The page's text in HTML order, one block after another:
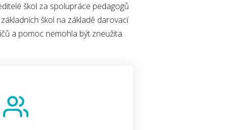
škol za spolupráce pedagogů
škol na základě darovací
a pomoc nemohla být zneužita.